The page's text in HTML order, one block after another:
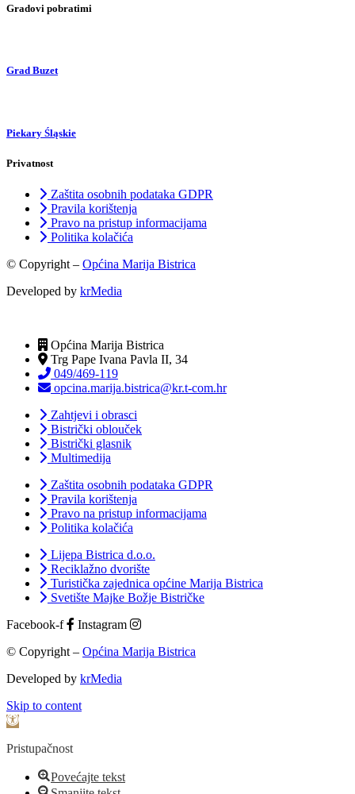
Gradovi pobratimi
Grad Buzet
Piekary Śląskie
Privatnost
Zaštita osobnih podataka GDPR
Pravila korištenja
Pravo na pristup informacijama
Politika kolačića
© Copyright – Općina Marija Bistrica
Developed by krMedia
Općina Marija Bistrica
Trg Pape Ivana Pavla II, 34
049/469-119
opcina.marija.bistrica@kr.t-com.hr
Zahtjevi i obrasci
Bistrički oblouček
Bistrički glasnik
Multimedija
Zaštita osobnih podataka GDPR
Pravila korištenja
Pravo na pristup informacijama
Politika kolačića
Lijepa Bistrica d.o.o.
Reciklažno dvorište
Turistička zajednica općine Marija Bistrica
Svetište Majke Božje Bistričke
Facebook-f
Instagram
© Copyright – Općina Marija Bistrica
Developed by krMedia
Skip to content
Open toolbar
Pristupačnost
Povećajte tekst